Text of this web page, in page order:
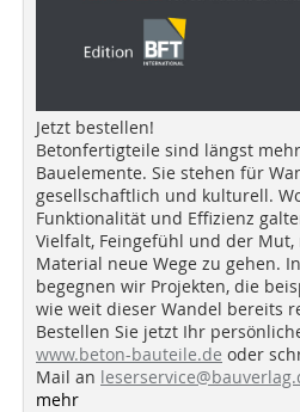
Jetzt bestellen!
Betonfertigteile sind längst
Bauelemente. Sie stehen für
gesellschaftlich und kulturell.
Funktionalität und Effizienz
Vielfalt, Feingefühl und der
Material neue Wege zu gehen.
begegnen wir Projekten, die
wie weit dieser Wandel bereits
Bestellen Sie jetzt Ihr
www.beton-bauteile.de oder
Mail an
mehr